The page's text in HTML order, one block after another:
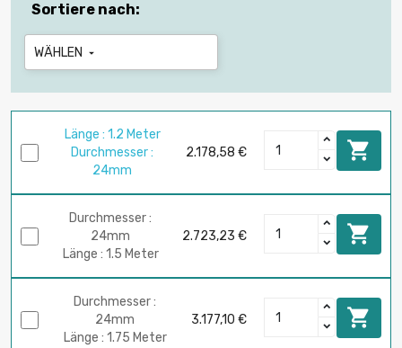
Sortiere nach:
WÄHLEN 
Länge : 1.2 Meter
Durchmesser :
24mm
2.178,58 € 
Durchmesser :
24mm
Länge : 1.5 Meter
2.723,23 € 
Durchmesser :
24mm
Länge : 1.75 Meter
3.177,10 € 